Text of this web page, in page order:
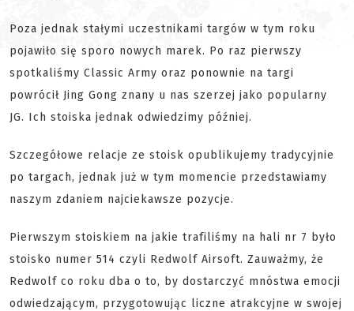
Poza jednak stałymi uczestnikami targów w tym roku
pojawiło się sporo nowych marek. Po raz pierwszy
spotkaliśmy Classic Army oraz ponownie na targi
powrócił Jing Gong znany u nas szerzej jako popularny
JG. Ich stoiska jednak odwiedzimy później.
Szczegółowe relacje ze stoisk opublikujemy tradycyjnie
po targach, jednak już w tym momencie przedstawiamy
naszym zdaniem najciekawsze pozycje.
Pierwszym stoiskiem na jakie trafiliśmy na hali nr 7 było
stoisko numer 514 czyli Redwolf Airsoft. Zauważmy, że
Redwolf co roku dba o to, by dostarczyć mnóstwa emocji
odwiedzającym, przygotowując liczne atrakcyjne w swojej